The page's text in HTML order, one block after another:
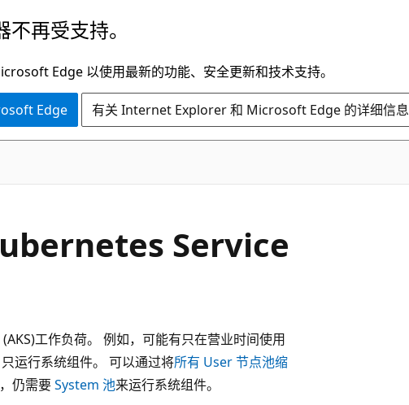
不再受支持。
Edge 以使用最新的功能、安全更新和技术支持。
Edge 有关 Internet Explorer 和 Microsoft Edge 的详细信息
Service
工作负荷。 例如，可能有只在营业时间使用
运行系统组件。 可以通过将所有 User节点池缩
仍需要System 池来运行系统组件。